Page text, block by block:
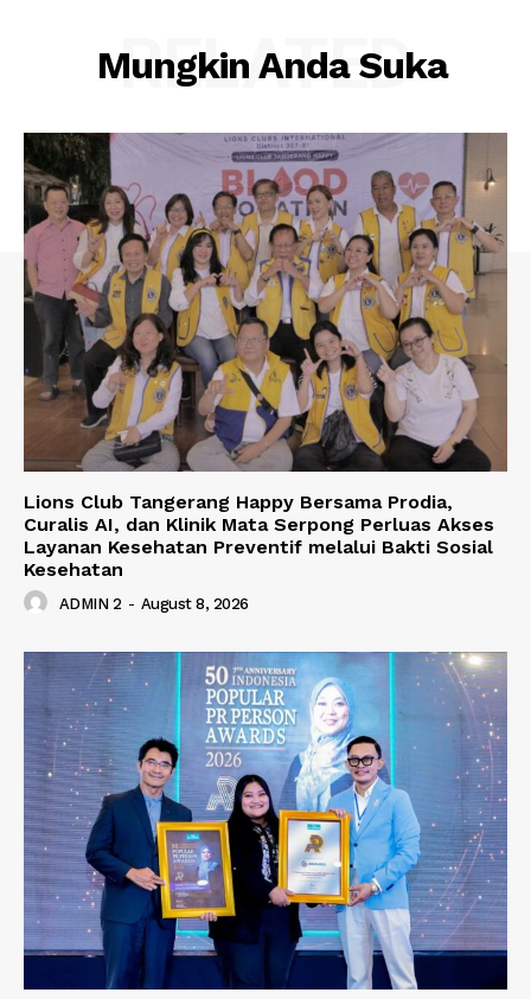
Mungkin Anda Suka
RELATED
Lions Club Tangerang Happy Bersama Prodia,
Curalis AI, dan Klinik Mata Serpong Perluas Akses
Layanan Kesehatan Preventif melalui Bakti Sosial
Kesehatan
ADMIN 2 - August 8, 2026